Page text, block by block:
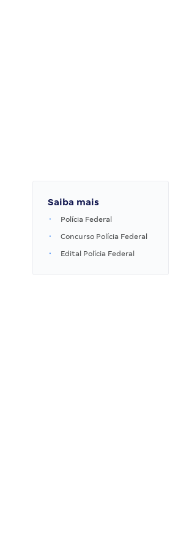
Saiba mais
Polícia Federal
Concurso Polícia Federal
Edital Polícia Federal